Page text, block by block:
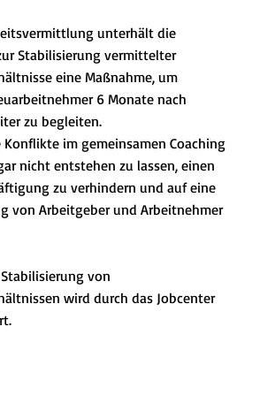
unterhält die
Stabilisierung vermittelter
eine Maßnahme, um
6 Monate nach
zu begleiten.
im gemeinsamen Coaching
nicht entstehen zu lassen, einen
zu verhindern und auf eine
von Arbeitgeber und Arbeitnehmer
von
wird durch das Jobcenter